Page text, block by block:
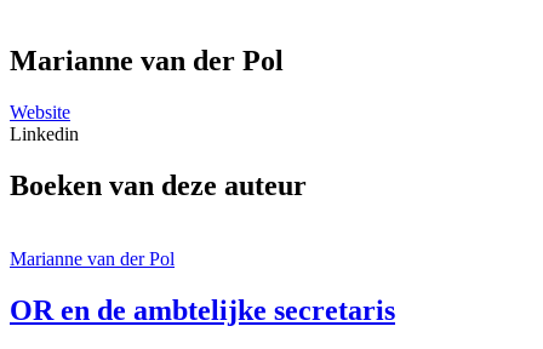
Marianne van der Pol
Website
Linkedin
Boeken van deze auteur
Marianne van der Pol
OR en de ambtelijke secretaris